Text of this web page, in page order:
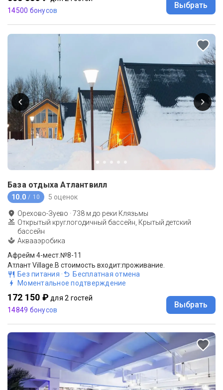
14500 бонусов
Выбрать
База отдыха Атлантвилл
10.0 / 10 5 оценок
Орехово-Зуево ·738 м до реки Клязьмы
Открытый круглогодичный бассейн, Крытый детский
бассейн
Аквааэробика
Афрейм 4-мест.№8-11
Атлант Village.В стоимость входит:проживание.
Без питания ·
Бесплатная отмена
Моментальное подтверждение
172 150 ₽ для 2 гостей
14849 бонусов
Выбрать